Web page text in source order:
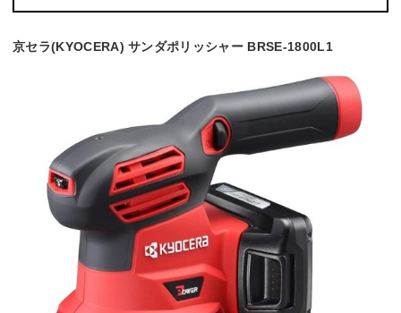
京セラ(KYOCERA) サンダポリッシャー BRSE-1800L1